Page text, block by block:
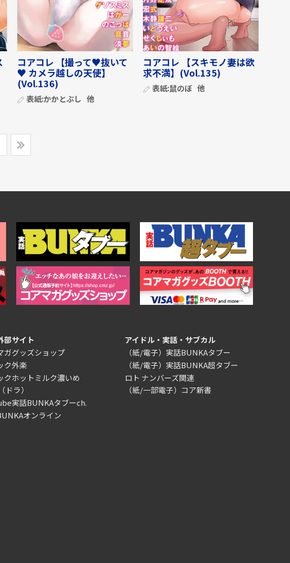
コアコレ 【撮って♥抜いて
♥ カメラ越しの天使】
(Vol.136)
表紙:かかとぶし 他
コアコレ 【スキモノ妻は欲
求不満】(Vol.135)
表紙:鼠のぼ 他
部サイト
ガグッズショップ
ク外楽
クホットミルク濃いめ
ドラ）
実話BUNKAタブーch.
オンライン
アイドル・実話・サブカル
（紙/電子）実話BUNKAタブー
（紙/電子）実話BUNKA超タブー
ロト ナンバーズ関連
（紙/一部電子）コア新書